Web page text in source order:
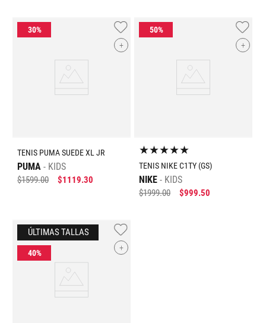
+
TENIS PUMA SUEDE XL JR
PUMA KIDS
$1599.00 $1119.30
+
★★★★★
TENIS NIKE C1TY (GS)
NIKE KIDS
$1999.00 $999.50
+